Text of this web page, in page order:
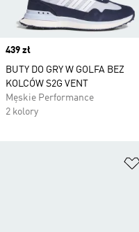
Price
439 zł
BUTY DO GRY W GOLFA BEZ
KOLCÓW S2G VENT
Męskie Performance
2 kolory